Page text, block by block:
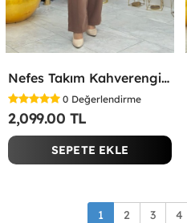
Nefes Takım Kahverengi Kahverengi
0 Değerlendirme
2,099.00 TL
SEPETE EKLE
1 2 3 4